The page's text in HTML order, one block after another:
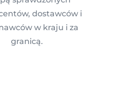
dostawców i
w kraju i za
granicą.